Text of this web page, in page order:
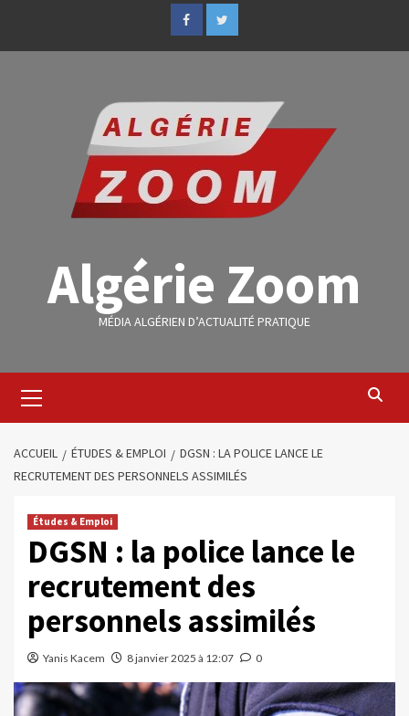
Algérie Zoom
MÉDIA ALGÉRIEN D’ACTUALITÉ PRATIQUE
ACCUEIL ÉTUDES & EMPLOI
DGSN : LA POLICE LANCE LE
RECRUTEMENT DES PERSONNELS ASSIMILÉS
Études & Emploi
DGSN : la police lance le
recrutement des
personnels assimilés
Yanis Kacem 8 janvier 2025 à 12:07 0